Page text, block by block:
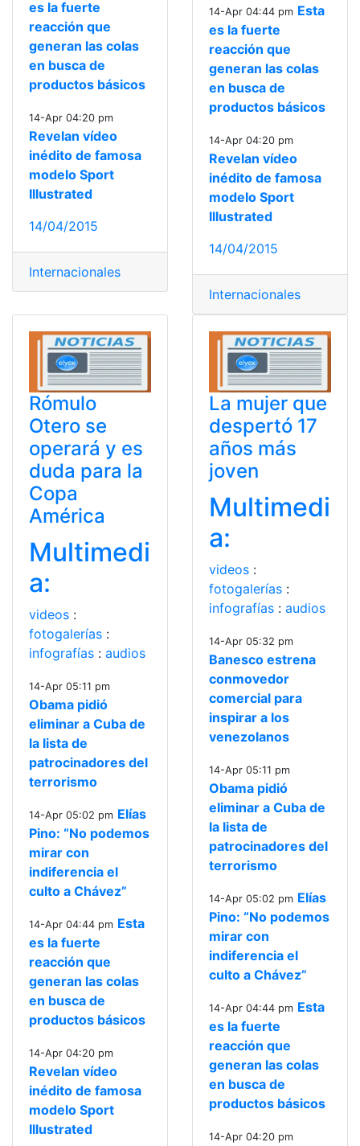
es la fuerte
reacción que
generan las colas
en busca de
productos básicos
14-Apr 04:20 pm
Revelan vídeo
inédito de famosa
modelo Sport
Illustrated
14/04/2015
Internacionales
14-Apr 04:44 pm Esta
es la fuerte
reacción que
generan las colas
en busca de
productos básicos
14-Apr 04:20 pm
Revelan vídeo
inédito de famosa
modelo Sport
Illustrated
14/04/2015
Internacionales
Rómulo
Otero se
operará y es
duda para la
Copa
América
Multimedi
a:
videos :
fotogalerías :
infografías : audios
14-Apr 05:11 pm
Obama pidió
eliminar a Cuba de
la lista de
patrocinadores del
terrorismo
14-Apr 05:02 pm Elías
Pino: “No podemos
mirar con
indiferencia el
culto a Chávez”
14-Apr 04:44 pm Esta
es la fuerte
reacción que
generan las colas
en busca de
productos básicos
14-Apr 04:20 pm
Revelan vídeo
inédito de famosa
modelo Sport
Illustrated
La mujer que
despertó 17
años más
joven
Multimedi
a:
videos :
fotogalerías :
infografías : audios
14-Apr 05:32 pm
Banesco estrena
conmovedor
comercial para
inspirar a los
venezolanos
14-Apr 05:11 pm
Obama pidió
eliminar a Cuba de
la lista de
patrocinadores del
terrorismo
14-Apr 05:02 pm Elías
Pino: “No podemos
mirar con
indiferencia el
culto a Chávez”
14-Apr 04:44 pm Esta
es la fuerte
reacción que
generan las colas
en busca de
productos básicos
14-Apr 04:20 pm